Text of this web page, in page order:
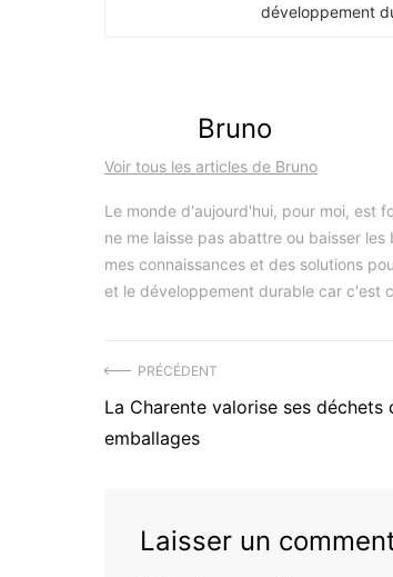
développement
Bruno
Voir tous les articles de Bruno
Le monde d'aujourd'hui, pour moi, est
ne me laisse pas abattre ou baisser
mes connaissances et des solutions
et le développement durable car c'est
Navigation
de
PRÉCÉDENT
Précédent
article
La Charente valorise ses déchets
emballages
Laisser un